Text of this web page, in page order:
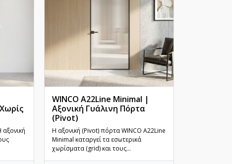
WINCO A22Line Minimal |
Αξονική Γυάλινη Πόρτα
(Pivot)
Η αξονική (Pivot) πόρτα WINCO A22Line
Minimal καταργεί τα εσωτερικά
χωρίσματα (grid) και τους...